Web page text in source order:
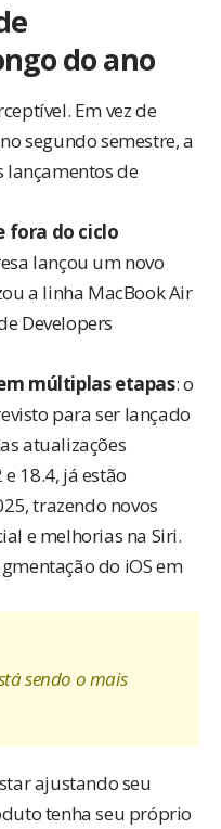
do ano
Em vez de
segundo semestre, a
de
fora do ciclo
lançou um novo
a linha MacBook Air
Developers
múltiplas etapas: o
para ser lançado
atualizações
18.4, já estão
trazendo novos
e melhorias na Siri.
do iOS em
sendo o mais
ajustando seu
tenha seu próprio